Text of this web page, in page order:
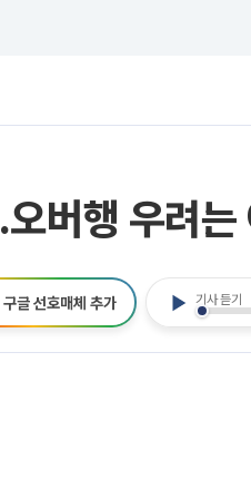
버행 우려는
기사 듣기
구글 선호매체 추가